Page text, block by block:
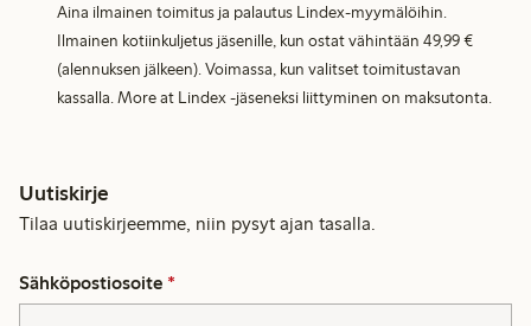
Aina ilmainen toimitus ja palautus Lindex-myymälöihin.
Ilmainen kotiinkuljetus jäsenille, kun ostat vähintään 49,99 €
(alennuksen jälkeen). Voimassa, kun valitset toimitustavan
kassalla. More at Lindex -jäseneksi liittyminen on maksutonta.
Uutiskirje
Tilaa uutiskirjeemme, niin pysyt ajan tasalla.
Sähköpostiosoite *